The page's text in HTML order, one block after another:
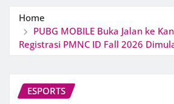
Home
PUBG MOBILE Buka Jalan ke
Registrasi PMNC ID Fall 2026
ESPORTS